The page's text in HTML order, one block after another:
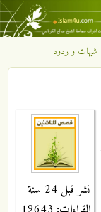
شبهات و ردود
نشر قبل 24 سنة